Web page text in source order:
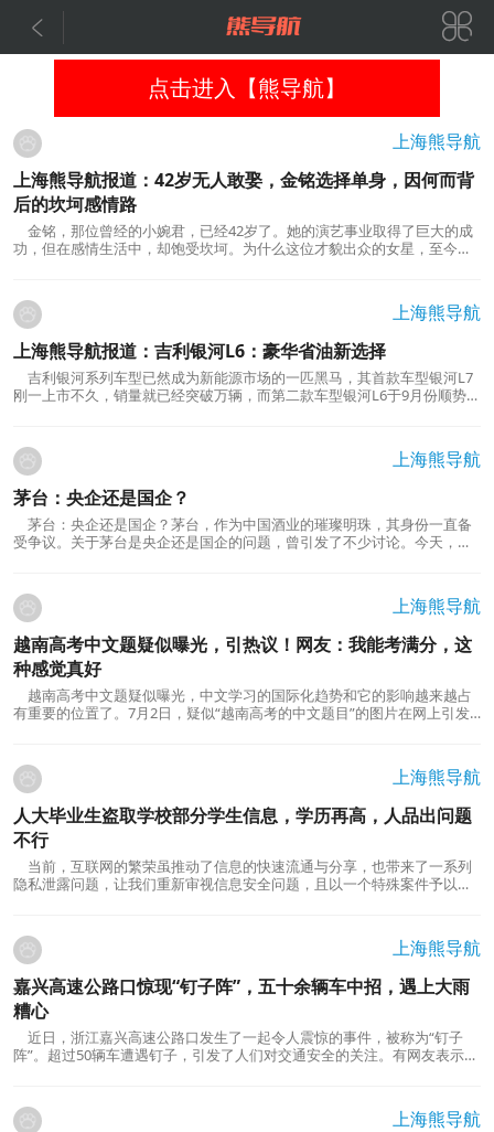
 
点击进入【熊导航】
上海熊导航
上海熊导航报道：42岁无人敢娶，金铭选择单身，因何而背
后的坎坷感情路
金铭，那位曾经的小婉君，已经42岁了。她的演艺事业取得了巨大的成
功，但在感情生活中，却饱受坎坷。为什么这位才貌出众的女星，至今无
喜爱，她的演技备受认可。然而，尽管事业如...
上海熊导航
上海熊导航报道：吉利银河L6：豪华省油新选择
吉利银河系列车型已然成为新能源市场的一匹黑马，其首款车型银河L7
刚一上市不久，销量就已经突破万辆，而第二款车型银河L6于9月份顺势推
究银河L6的驾驶体验、智能化配置、空间舒适性以...
上海熊导航
茅台：央企还是国企？
茅台：央企还是国企？茅台，作为中国酒业的璀璨明珠，其身份一直备
受争议。关于茅台是央企还是国企的问题，曾引发了不少讨论。今天，我
是由贵州省人民政府管理的，而不是由中央政府直接...
上海熊导航
越南高考中文题疑似曝光，引热议！网友：我能考满分，这
种感觉真好
越南高考中文题疑似曝光，中文学习的国际化趋势和它的影响越来越占
有重要的位置了。7月2日，疑似“越南高考的中文题目”的图片在网上引发
感觉有些出乎意料。一些网友还感慨道，原来做完...
上海熊导航
人大毕业生盗取学校部分学生信息，学历再高，人品出问题
不行
当前，互联网的繁荣虽推动了信息的快速流通与分享，也带来了一系列
隐私泄露问题，让我们重新审视信息安全问题，且以一个特殊案件予以揭
马某某的行为侵犯了个人隐私，要知道这是一项重...
上海熊导航
嘉兴高速公路口惊现“钉子阵”，五十余辆车中招，遇上大雨
糟心
近日，浙江嘉兴高速公路口发生了一起令人震惊的事件，被称为“钉子
阵”。超过50辆车遭遇钉子，引发了人们对交通安全的关注。有网友表示，
网友发布了现场视频，并猜测这是人为故意撒钉子...
上海熊导航